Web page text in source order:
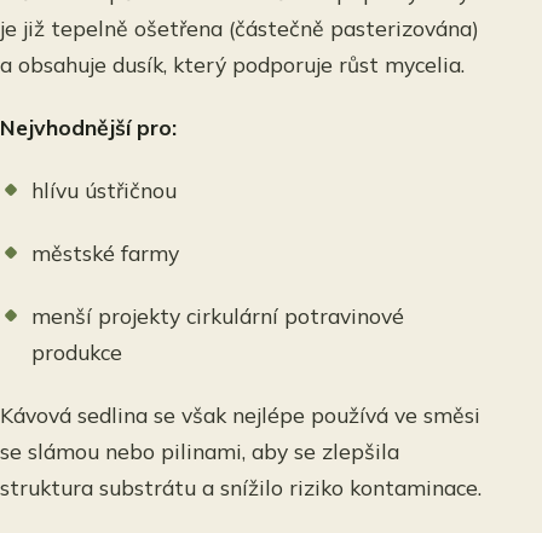
je již tepelně ošetřena (částečně pasterizována)
a obsahuje dusík, který podporuje růst mycelia.
Nejvhodnější pro:
hlívu ústřičnou
městské farmy
menší projekty cirkulární potravinové
produkce
Kávová sedlina se však nejlépe používá ve směsi
se slámou nebo pilinami, aby se zlepšila
struktura substrátu a snížilo riziko kontaminace.